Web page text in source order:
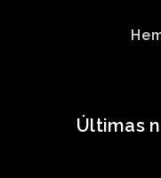
Últimas